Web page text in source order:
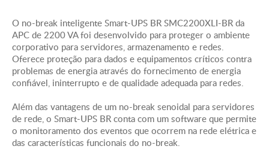
Tensão nominal de saída - 220V
Eficiência em carga total - 92.0 %
Tipo de forma de onda - Onda senoidal
O no-break inteligente Smart-UPS BR SMC2200XLI-BR da
APC de 2200 VA foi desenvolvido para proteger o ambiente
corporativo para servidores, armazenamento e redes.
Oferece proteção para dados e equipamentos críticos contra
problemas de energia através do fornecimento de energia
confiável, ininterrupto e de qualidade adequada para redes.
Além das vantagens de um no-break senoidal para servidores
de rede, o Smart-UPS BR conta com um software que permite
o monitoramento dos eventos que ocorrem na rede elétrica e
das características funcionais do no-break.